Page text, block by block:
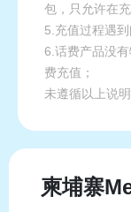
包，只允许在
5.充值过程遇
6.话费产品没
费充值；
未遵循以上说
柬埔寨